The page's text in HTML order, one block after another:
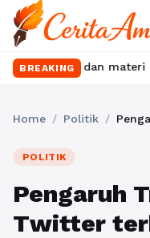
BREAKING
materi lengkap
Home / Politik /
POLITIK
Pengaruh
Twitter